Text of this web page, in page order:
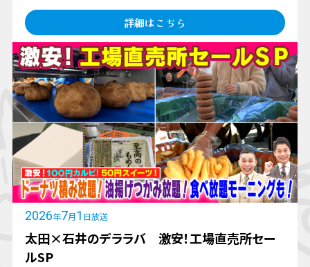
詳細はこちら
2026年7月 1 日放送
太田×石井のデララバ 激安！工場直売所セー
ルSP